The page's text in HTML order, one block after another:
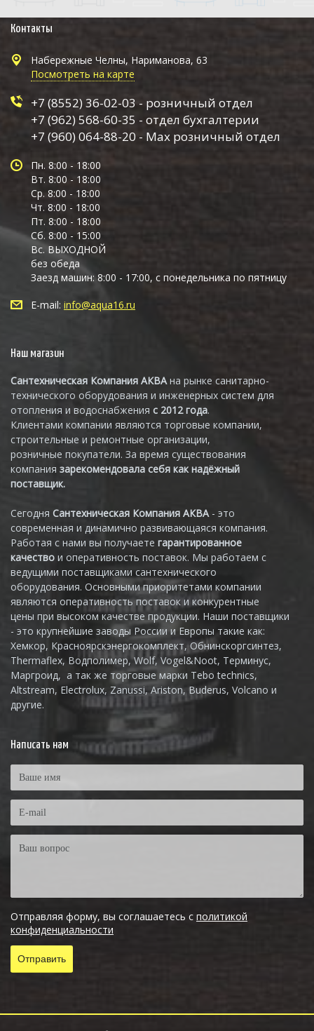
Контакты
Набережные Челны, Нариманова, 63
Посмотреть на карте
+7 (8552) 36-02-03 - розничный отдел
+7 (962) 568-60-35 - отдел бухгалтерии
+7 (960) 064-88-20 - Max розничный отдел
Пн. 8:00 - 18:00
Вт. 8:00 - 18:00
Ср. 8:00 - 18:00
Чт. 8:00 - 18:00
Пт. 8:00 - 18:00
Сб. 8:00 - 15:00
Вс. ВЫХОДНОЙ
без обеда
Заезд машин: 8:00 - 17:00, с понедельника по пятницу
E-mail: info@aqua16.ru
Наш магазин
Сантехническая Компания АКВАна рынке санитарно-
технического оборудования и инженерных систем для
отопления и водоснабжения с 2012 года.
Клиентами компании являются торговые компании,
строительные и ремонтные организации,
розничные покупатели. За время существования
компания зарекомендовала себя как надёжный
поставщик.
Сегодня Сантехническая Компания АКВА - это
современная и динамично развивающаяся компания.
Работая с нами вы получаете гарантированное
качество и оперативность поставок. Мы работаем с
ведущими поставщиками сантехнического
оборудования. Основными приоритетами компании
являются оперативность поставок и конкурентные
цены при высоком качестве продукции. Наши поставщики
- это крупнейшие заводы России и Европы такие как:
Хемкор, Красноярскэнергокомплект, Обнинскоргсинтез,
Thermaflex, Водполимер, Wolf, Vogel&Noot, Терминус,
Маргроид, а так же торговые марки Tebo technics,
Altstream, Electrolux, Zanussi, Ariston, Buderus, Volcano и
другие.
Написать нам
Отправляя форму, вы соглашаетесь с политикой
конфиденциальности